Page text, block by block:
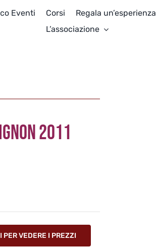
Eventi Corsi Regala un’esperienza
L’associazione
2011
PER VEDERE I PREZZI